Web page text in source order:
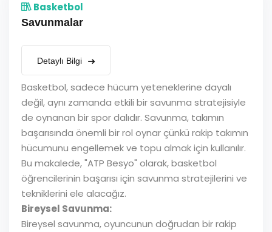
Basketbol
Savunmalar
Detaylı Bilgi
Basketbol, sadece hücum yeteneklerine dayalı
değil, aynı zamanda etkili bir savunma stratejisiyle
de oynanan bir spor dalıdır. Savunma, takımın
başarısında önemli bir rol oynar çünkü rakip takımın
hücumunu engellemek ve topu almak için kullanılır.
Bu makalede, "ATP Besyo" olarak, basketbol
öğrencilerinin başarısı için savunma stratejilerini ve
tekniklerini ele alacağız.
Bireysel Savunma:
Bireysel savunma, oyuncunun doğrudan bir rakip